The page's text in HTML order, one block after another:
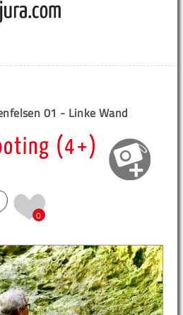
01 - Linke Wand
(4+)
0